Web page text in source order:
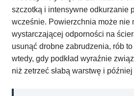
szczotką i intensywne odkurzanie
wcześnie. Powierzchnia może nie
wystarczającej odporności na
usunąć drobne zabrudzenia, rób
wtedy, gdy podkład wyraźnie
niż zetrzeć słabą warstwę i